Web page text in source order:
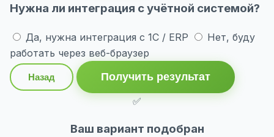
Нужна ли интеграция с учётной системой?
Да, нужна интеграция с 1С / ERP
Нет, буду
работать через веб-браузер
Назад
Получить результат
✅
Ваш вариант подобран